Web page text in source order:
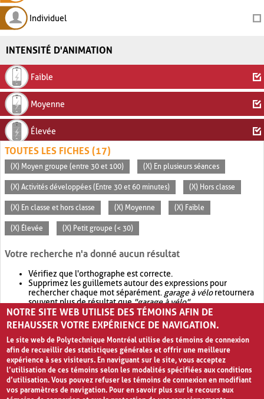
Individuel
INTENSITÉ D'ANIMATION
Faible
Moyenne
Élevée
TOUTES LES FICHES (17)
(X) Moyen groupe (entre 30 et 100) (X) En plusieurs séances
(X) Activités développées (Entre 30 et 60 minutes) (X) Hors classe
(X) En classe et hors classe (X) Moyenne (X) Faible
(X) Élevée (X) Petit groupe (< 30)
Votre recherche n'a donné aucun résultat
Vérifiez que l'orthographe est correcte.
Supprimez les guillemets autour des expressions pour
rechercher chaque mot séparément. garage à véloretournera
souvent plus de résultat que"garage à vélo".
Envisagez d'élargir votre recherche avec OR.garage OR vélo
retournera souvent plus de résultat quegarage à vélo
NOTRE SITE WEB UTILISE DES TÉMOINS AFIN DE
REHAUSSER VOTRE EXPÉRIENCE DE NAVIGATION.
Le site web de Polytechnique Montréal utilise des témoins de connexion
afin de recueillir des statistiques générales et offrir une meilleure
expérience à ses visiteurs. En naviguant sur le site, vous acceptez
l’utilisation de ces témoins selon les modalités spécifiées aux conditions
d’utilisation. Vous pouvez refuser les témoins de connexion en modifiant
vos paramètres de navigation. Pour en savoir plus sur le recours aux